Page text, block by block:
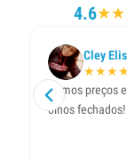
4.6★★
Cley
★★★
Ótimos preços
olhos fechados!